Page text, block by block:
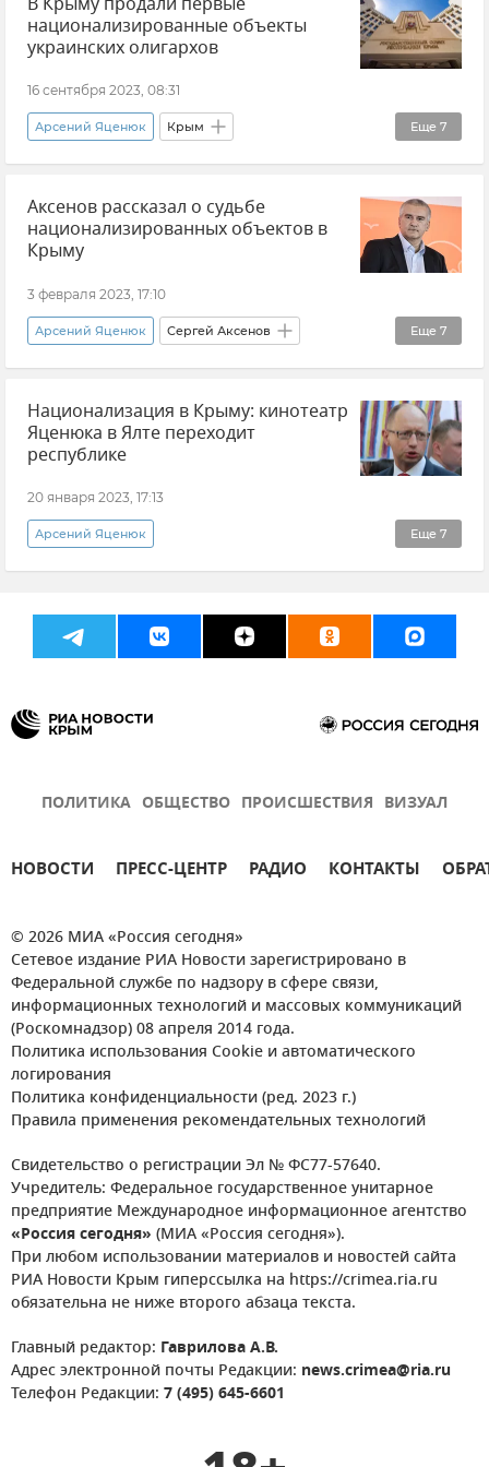
национализированные объекты
украинских олигархов
16 сентября 2023, 08:31
Еще 7
Арсений Яценюк Крым
Государственный совет РК (Госсовет)
Владимир Константинов
Национализация в Крыму
Владимир Зеленский
Аксенов рассказал о судьбе
национализированных объектов в
Крыму
3 февраля 2023, 17:10
Еще 7
Арсений Яценюк Сергей Аксенов
Национализация в Крыму Крым
Новости Новости Крыма
Нестор Шуфрич Игорь Коломойский*
Национализация в Крыму: кинотеатр
Яценюка в Ялте переходит
республике
20 января 2023, 17:13
Еще 7
Арсений Яценюк
Эксклюзивы РИА Новости Крым
Владимир Константинов
Государственный совет РК (Госсовет)
ПОЛИТИКА ОБЩЕСТВО ПРОИСШЕСТВИЯ ВИЗУАЛ
НОВОСТИ ПРЕСС-ЦЕНТР РАДИО КОНТАКТЫ
© 2026 МИА «Россия сегодня»
Сетевое издание РИА Новости зарегистрировано в
Федеральной службе по надзору в сфере связи,
информационных технологий и массовых коммуникаций
(Роскомнадзор) 08 апреля 2014 года.
Политика использования Cookie и автоматического
логирования
Политика конфиденциальности (ред. 2023 г.)
Правила применения рекомендательных технологий
Свидетельство о регистрации Эл № ФС77-57640.
Учредитель: Федеральное государственное унитарное
предприятие Международное информационное агентство
«Россия сегодня» (МИА «Россия сегодня»).
При любом использовании материалов и новостей сайта
РИА Новости Крым гиперссылка на https://crimea.ria.ru
обязательна не ниже второго абзаца текста.
Главный редактор: Гаврилова А.В.
Адрес электронной почты Редакции: news.crimea@ria.ru
Телефон Редакции: 7 (495) 645-6601